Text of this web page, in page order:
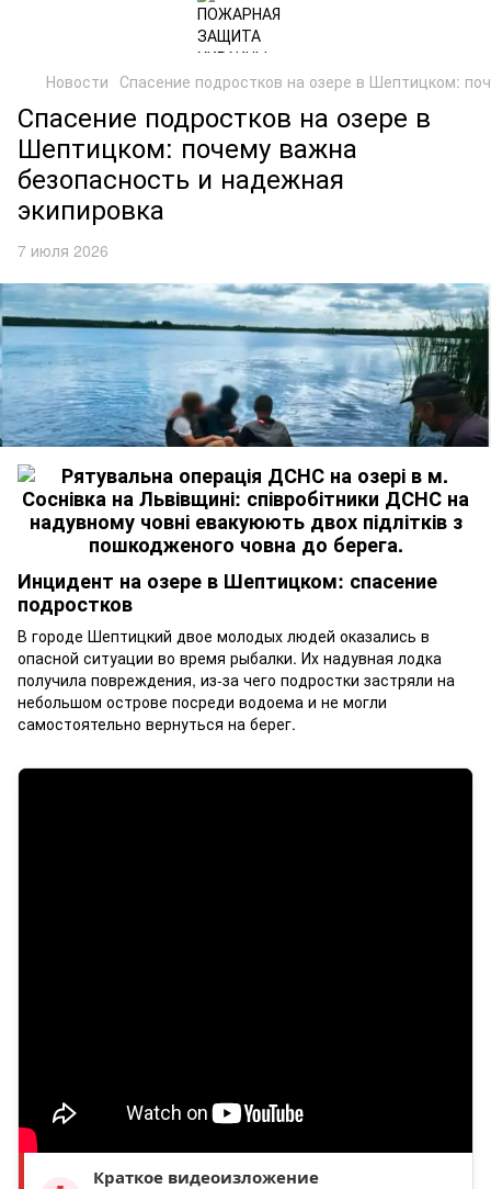
Новости Спасение подростков на озере в Шептицком:
Спасение подростков на озере в
Шептицком: почему важна
безопасность и надежная
экипировка
7 июля 2026
Инцидент на озере в Шептицком: спасение
подростков
В городе Шептицкий двое молодых людей оказались в
опасной ситуации во время рыбалки. Их надувная лодка
получила повреждения, из-за чего подростки застряли на
небольшом острове посреди водоема и не могли
самостоятельно вернуться на берег.
Краткое видеоизложение